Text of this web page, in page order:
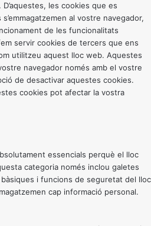
les cookies que es
al vostre navegador,
de les funcionalitats
servir cookies de tercers que ens
utilitzeu aquest lloc web. Aquestes
navegador només amb el vostre
de desactivar aquestes cookies.
cookies pot afectar la vostra
essencials perquè el lloc
categoria només inclou galetes
i funcions de seguretat del lloc
cap informació personal.